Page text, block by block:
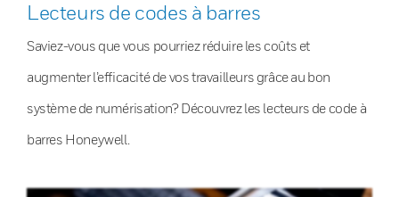
Lecteurs de codes à barres
Saviez-vous que vous pourriez réduire les coûts et
augmenter l’efficacité de vos travailleurs grâce au bon
système de numérisation? Découvrez les lecteurs de code à
barres Honeywell.